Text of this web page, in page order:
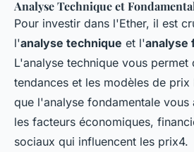
Analyse Technique et
Pour investir dans l'Ether, il est
l'analyse technique et l'analyse
L'analyse technique vous permet
tendances et les modèles de
que l'analyse fondamentale
les facteurs économiques,
sociaux qui influencent les prix4.